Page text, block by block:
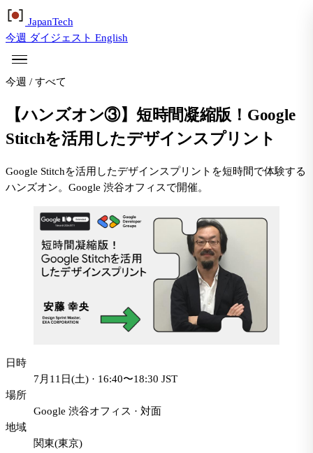
JapanTech
今週 ダイジェスト English
今週 / すべて
【ハンズオン③】短時間凝縮版！Google
Stitchを活用したデザインスプリント
Google Stitchを活用したデザインスプリントを短時間で体験する
ハンズオン。Google 渋谷オフィスで開催。
日時
7月11日(土) · 16:40〜18:30 JST
場所
Google 渋谷オフィス · 対面
地域
関東(東京)